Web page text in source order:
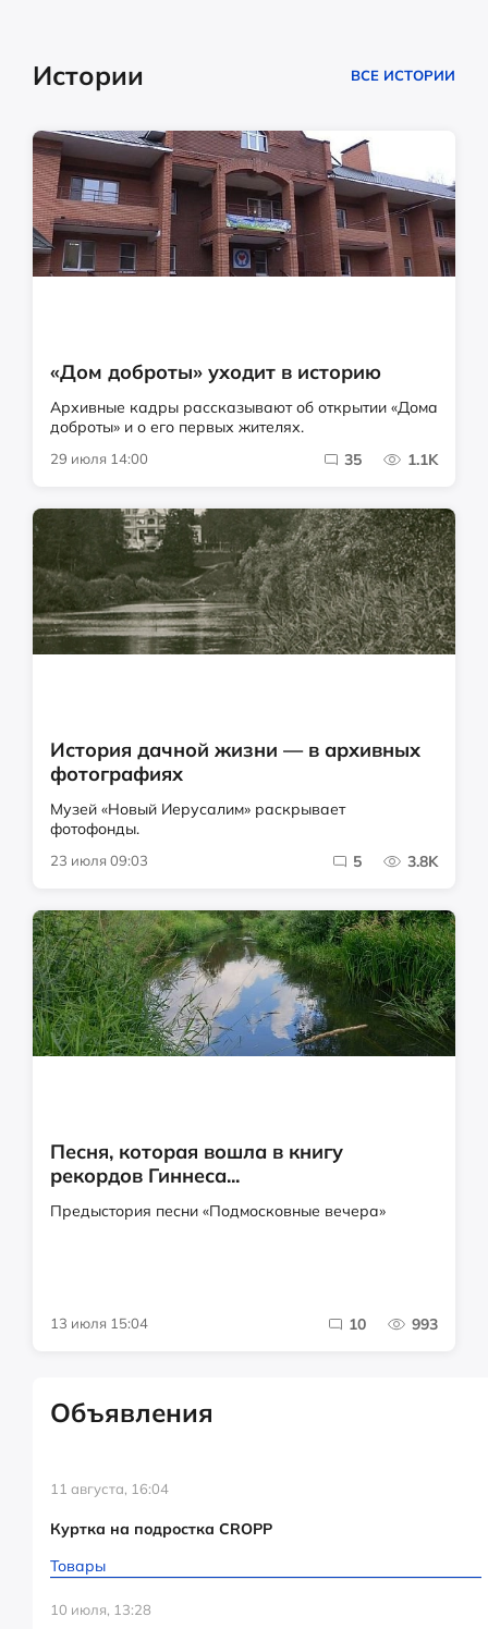
Истории ВСЕ ИСТОРИИ
«Дом доброты» уходит в историю
Архивные кадры рассказывают об открытии «Дома
доброты» и о его первых жителях.
29 июля 14:00 35 1.1K
История дачной жизни — в архивных
фотографиях
Музей «Новый Иерусалим» раскрывает
фотофонды.
23 июля 09:03 5 3.8K
Песня, которая вошла в книгу
рекордов Гиннеса...
Предыстория песни «Подмосковные вечера»
13 июля 15:04 10 993
Объявления
11 августа, 16:04
Куртка на подростка CROPP
Товары
10 июля, 13:28